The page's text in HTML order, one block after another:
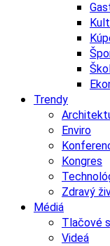
Trendy
Enviro
Kongres
Zdravý
Médiá
Tlačové
Videá